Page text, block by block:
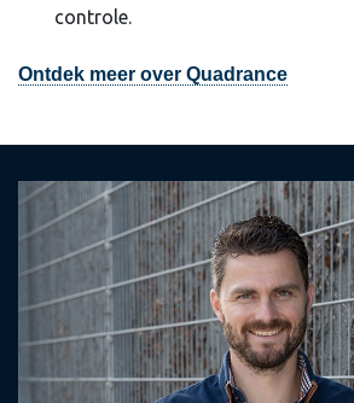
controle.
Ontdek meer over Quadrance